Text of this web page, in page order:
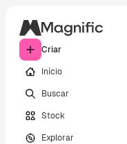
Criar
Início
Buscar
Stock
Explorar